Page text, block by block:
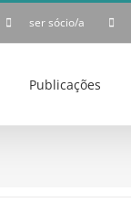
ser sócio/a
Publicações